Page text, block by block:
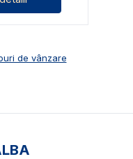
de vânzare